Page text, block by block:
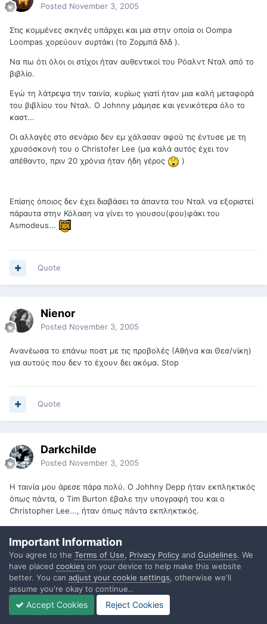
Posted November 3, 2005
Στις κομμένες σκηνές υπάρχει και μια στην οποία οι Oompa
Loompas χορεύουν συρτάκι (το Ζορμπά δλδ ).
Να πω ότι όλοι οι στίχοι ήταν αυθεντικοί του Ρόαλντ Νταλ από το
βιβλίο.
Εγώ τη λάτρεψα την ταινία, κυρίως γιατί ήταν μια καλή μεταφορά
του βιβλίου του Νταλ. Ο Johnny μάμησε και γενικότερα όλο το
καστ...
Οι αλλαγές στο σενάριο δεν εμ χάλασαν αφού τις έντυσε με τη
χρυσόσκονή του ο Christofer Lee (μα καλά αυτός έχει τον
απέθαντο, πριν 20 χρόνια ήταν ήδη γέρος
)
Επίσης όποιος δεν έχει διαβάσει τα άπαντα του Νταλ να εξοριστεί
πάραυτα στην Κόλαση να γίνει το γιουσου(φου)φάκι του
Asmodeus...
Quote
Nienor
Posted November 3, 2005
Ανανέωσα το επάνω ποστ με τις προβολές (Αθήνα και Θεσ/νίκη)
για αυτούς που δεν το έχουν δει ακόμα. Stop
Quote
Darkchilde
Posted November 3, 2005
Η ταινία μου άρεσε πάρα πολύ. Ο Johhny Depp ήταν εκπληκτικός
όπως πάντα, ο Tim Burton έβαλε την υπογραφή του και ο
Christopher Lee..., ήταν όπως πάντα εκπληκτικός.
σημεία με τις χορογραφίες και τα τραγουδάκια.
Quote
Important Information
You agree to the Terms of Use, Privacy Policy and Guidelines. We
have placed cookies on your device to help make this website
better. You can adjust your cookie settings, otherwise we'll
assume you're okay to continue..
Accept Cookies Reject Cookies